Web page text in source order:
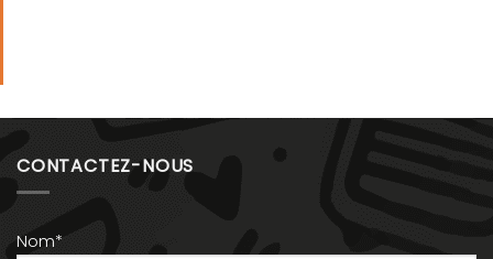
CONTACTEZ-NOUS
Nom*